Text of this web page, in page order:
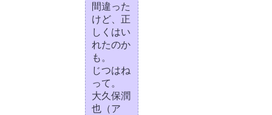
間違った
けど、正
しくはい
れたのか
も。
じつはね
って。
大久保潤
也（ア